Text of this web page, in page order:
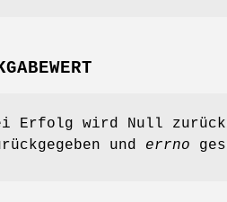
Erfolg wird Null
und errno